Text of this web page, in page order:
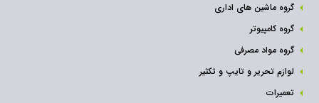
گروه ماشین های اداری
گروه کامپیوتر
گروه مواد مصرفی
لوازم تحریر و تایپ و تکثیر
تعمیرات